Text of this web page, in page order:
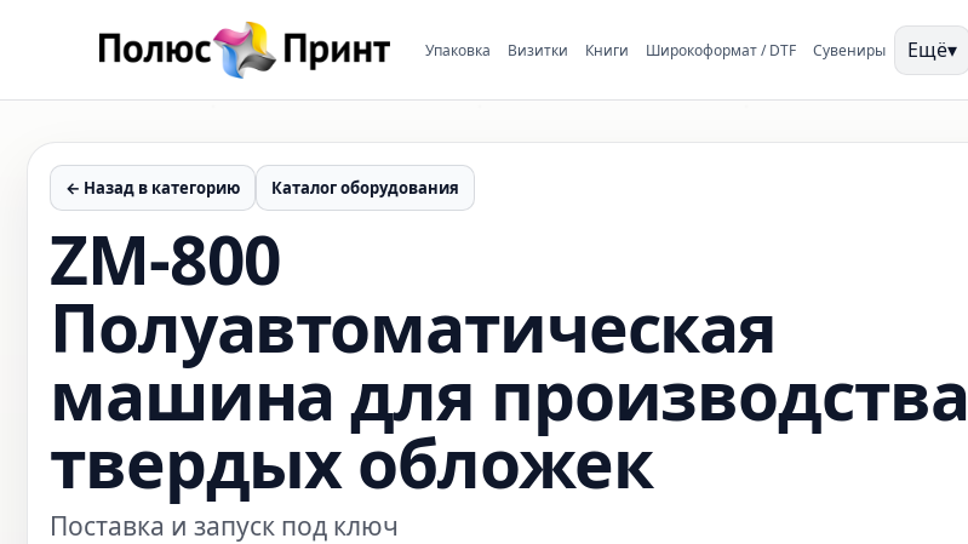
Упаковка Визитки Книги Широкоформат / DTF Сувениры Ещё▾
← Назад в категорию Каталог оборудования
ZM-800
Полуавтоматическая
машина для производства
твердых обложек
Поставка и запуск под ключ